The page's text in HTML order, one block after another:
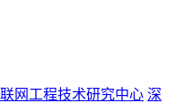
网工程技术研究中心 深